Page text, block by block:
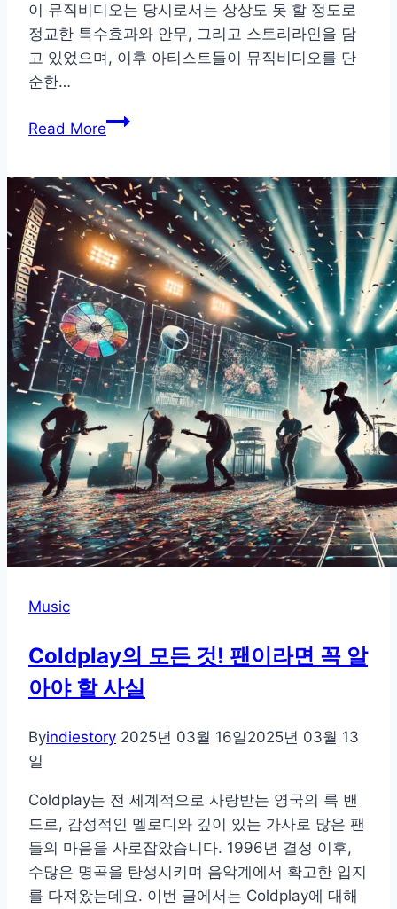
이 뮤직비디오는 당시로서는 상상도 못 할 정도로
정교한 특수효과와 안무, 그리고 스토리라인을 담
고 있었으며, 이후 아티스트들이 뮤직비디오를 단
순한…
Read More전
된
뮤
직
비
디
오
들,
그
뒤
에
숨
은
강
렬
한
메
Music
Coldplay의 모든 것! 팬이라면 꼭 알
아야 할 사실
Byindiestory 2025년 03월 16일2025년 03월 13
일
Coldplay는 전 세계적으로 사랑받는 영국의 록 밴
드로, 감성적인 멜로디와 깊이 있는 가사로 많은 팬
들의 마음을 사로잡았습니다. 1996년 결성 이후,
수많은 명곡을 탄생시키며 음악계에서 확고한 입지
를 다져왔는데요. 이번 글에서는 Coldplay에 대해